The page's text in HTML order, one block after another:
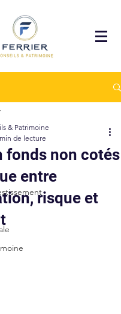
fonds non cotés
entre
risque et
& Patrimoine
de lecture